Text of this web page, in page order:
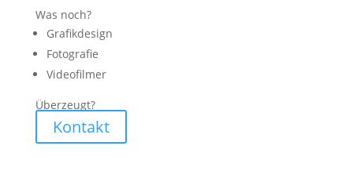
Was noch?
Grafikdesign
Fotografie
Videofilmer
Überzeugt?
Kontakt